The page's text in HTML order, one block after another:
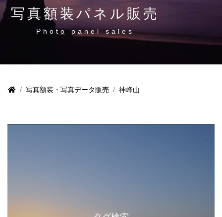
写真額装パネル販売
Photo panel sales
写真額装・写真データ販売 神峰山